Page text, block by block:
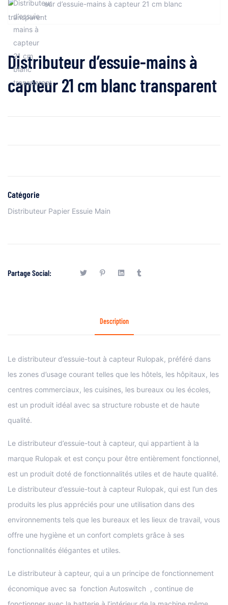
Distributeur d’essuie-mains à
capteur 21 cm blanc transparent
Catégorie
Distributeur Papier Essuie Main
Partage Social:
Description
Le distributeur d’essuie-tout à capteur Rulopak, préféré dans
les zones d’usage courant telles que les hôtels, les hôpitaux, les
centres commerciaux, les cuisines, les bureaux ou les écoles,
est un produit idéal avec sa structure robuste et de haute
qualité.
Le distributeur d’essuie-tout à capteur, qui appartient à la
marque Rulopak et est conçu pour être entièrement fonctionnel,
est un produit doté de fonctionnalités utiles et de haute qualité.
Le distributeur d’essuie-tout à capteur Rulopak, qui est l’un des
produits les plus appréciés pour une utilisation dans des
environnements tels que les bureaux et les lieux de travail, vous
offre une hygiène et un confort complets grâce à ses
fonctionnalités élégantes et utiles.
Le distributeur à capteur, qui a un principe de fonctionnement
économique avec sa fonction Autoswitch , continue de